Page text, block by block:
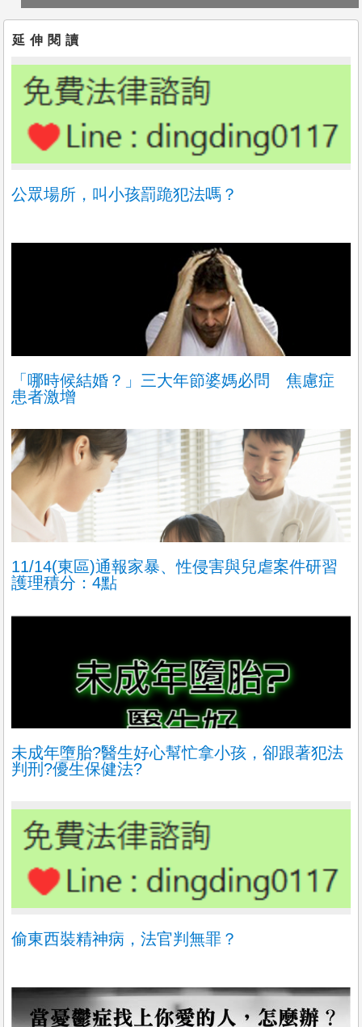
創?遭到霸凌怎麼辦?
延伸閱讀
公眾場所，叫小孩罰跪犯法嗎？
「哪時候結婚？」三大年節婆媽必問 焦慮症
患者激增
11/14(東區)通報家暴、性侵害與兒虐案件研習
護理積分：4點
未成年墮胎?醫生好心幫忙拿小孩，卻跟著犯法
判刑?優生保健法?
偷東西裝精神病，法官判無罪？